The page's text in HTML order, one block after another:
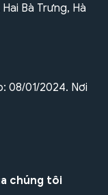
Bà Trưng, Hà
08/01/2024. Nơi
chúng tôi